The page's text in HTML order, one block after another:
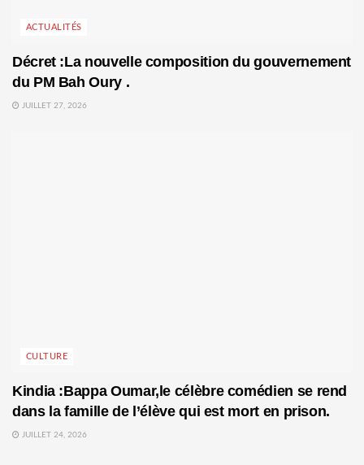
ACTUALITÉS
Décret :La nouvelle composition du gouvernement
du PM Bah Oury .
JUILLET 27, 2026
CULTURE
Kindia :Bappa Oumar,le célèbre comédien se rend
dans la famille de l’élève qui est mort en prison.
JUILLET 24, 2026